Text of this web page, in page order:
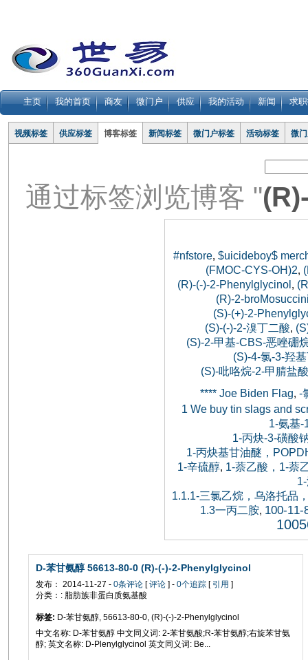
主页 我的首页 商友 微门户 供应 我的活动 新闻 求
视频标签 供应标签 博客标签 新闻标签 微门户标签 活动标签 微
通过标签浏览博客 "
#nfstore, $uicideboy$
(FMOC-CYS-OH)2,
(R)-(-)-2-Phenylglycinol,
(R)-2-
(S)-(+)-2-
(S)-(-)-2-溴丁二酸,
(S)-2-甲基-CBS-恶唑硼
(S)-4-氯-3-羟
(S)-吡咯烷-2-甲腈盐
**** Joe Biden Flag,-
1 We buy tin slags and
1-氨基-
1-丙炔-3-磺酸
1-丙炔基甘油醚，
1-辛硫醇, 1-萘乙酸，1-萘
1.1.1-三氯乙烷，乌洛托品
1.3一丙二胺, 100-11-
D-苯甘氨醇 56613-80-0 (R)-(-)-2-Phenylglycinol
发布： 2014-11-27 - 0条评论 [评论 ] - 0个追踪 [ 引用 ]
分类：: 脂肪族非蛋白质氨基酸
标签: D-苯甘氨醇, 56613-80-0, (R)-(-)-2-Phenylglycinol
中文名称: D-苯甘氨醇 中文同义词: 2-苯甘氨酸;R-苯甘氨醇;右旋苯甘氨
醇; 英文名称: D-Plenylglycinol 英文同义词: Be...